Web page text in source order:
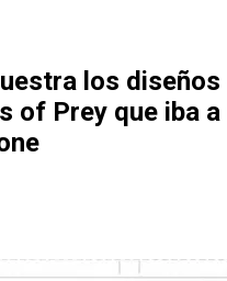
los diseños
of Prey que iba